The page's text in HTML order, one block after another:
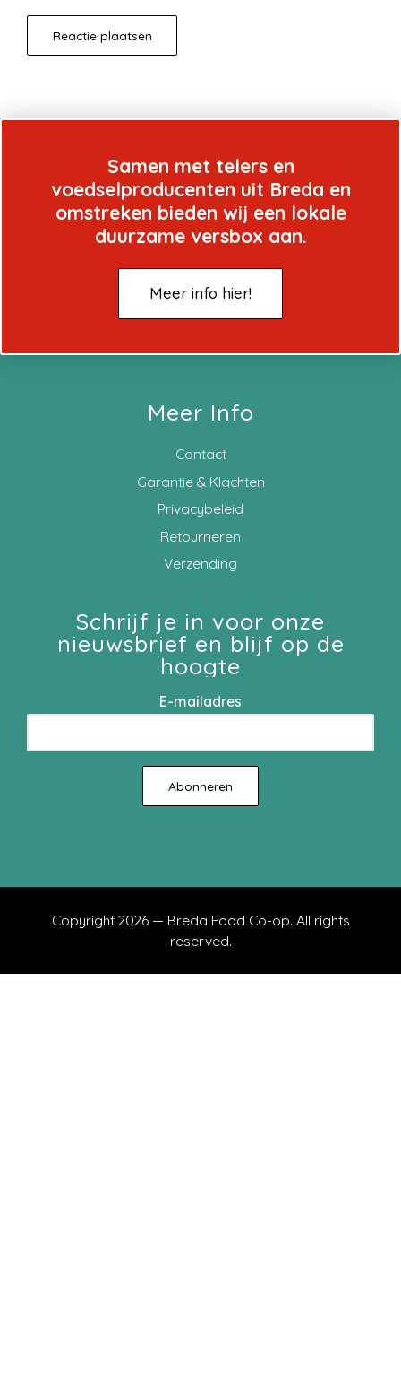
Samen met telers en
voedselproducenten uit Breda en
omstreken bieden wij een lokale
duurzame versbox aan.
Meer info hier!
Meer Info
Contact
Garantie & Klachten
Privacybeleid
Retourneren
Verzending
Schrijf je in voor onze
nieuwsbrief en blijf op de
hoogte
E-mailadres
Copyright 2026 — Breda Food Co-op. All rights
reserved.